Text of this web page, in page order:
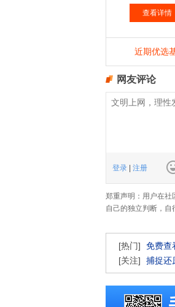
网友评论
登录 注册
郑重声明：用户在社
自己的独立判断，
[热门] 免费查
[关注]
捕捉还